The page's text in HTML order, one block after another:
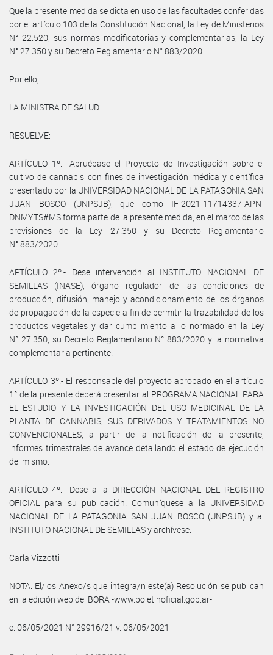
Que la presente medida se dicta en uso de las facultades conferidas
por el artículo 103 de la Constitución Nacional, la Ley de Ministerios
N° 22.520, sus normas modificatorias y complementarias, la Ley
N° 27.350 y su Decreto Reglamentario N° 883/2020.
Por ello,
LA MINISTRA DE SALUD
RESUELVE:
ARTÍCULO 1º.- Apruébase el Proyecto de Investigación sobre el
cultivo de cannabis con fines de investigación médica y científica
presentado por la UNIVERSIDAD NACIONAL DE LA PATAGONIA SAN
JUAN BOSCO (UNPSJB), que como IF-2021-11714337-APN-
DNMYTS#MS forma parte de la presente medida, en el marco de las
previsiones de la Ley 27.350 y su Decreto Reglamentario
N° 883/2020.
ARTÍCULO 2º.- Dese intervención al INSTITUTO NACIONAL DE
SEMILLAS (INASE), órgano regulador de las condiciones de
producción, difusión, manejo y acondicionamiento de los órganos
de propagación de la especie a fin de permitir la trazabilidad de los
productos vegetales y dar cumplimiento a lo normado en la Ley
N° 27.350, su Decreto Reglamentario N° 883/2020 y la normativa
complementaria pertinente.
ARTÍCULO 3º.- El responsable del proyecto aprobado en el artículo
1° de la presente deberá presentar al PROGRAMA NACIONAL PARA
EL ESTUDIO Y LA INVESTIGACIÓN DEL USO MEDICINAL DE LA
PLANTA DE CANNABIS, SUS DERIVADOS Y TRATAMIENTOS NO
CONVENCIONALES, a partir de la notificación de la presente,
informes trimestrales de avance detallando el estado de ejecución
del mismo.
ARTÍCULO 4º.- Dese a la DIRECCIÓN NACIONAL DEL REGISTRO
OFICIAL para su publicación. Comuníquese a la UNIVERSIDAD
NACIONAL DE LA PATAGONIA SAN JUAN BOSCO (UNPSJB) y al
INSTITUTO NACIONAL DE SEMILLAS y archívese.
Carla Vizzotti
NOTA: El/los Anexo/s que integra/n este(a) Resolución se publican
en la edición web del BORA -www.boletinoficial.gob.ar-
e. 06/05/2021 N° 29916/21 v. 06/05/2021